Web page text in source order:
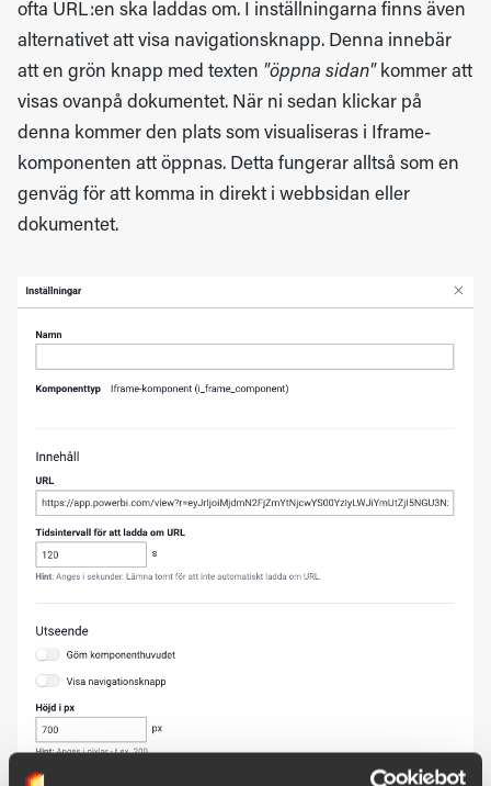
ofta URL:en ska laddas om. I inställningarna finns även
alternativet att visa navigationsknapp. Denna innebär
att en grön knapp med texten "öppna sidan" kommer att
visas ovanpå dokumentet. När ni sedan klickar på
denna kommer den plats som visualiseras i Iframe-
komponenten att öppnas. Detta fungerar alltså som en
genväg för att komma in direkt i webbsidan eller
dokumentet.